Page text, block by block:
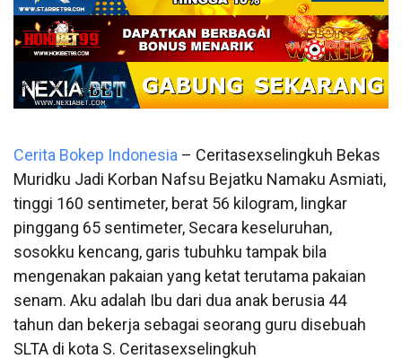
Cerita Bokep Indonesia – Ceritasexselingkuh Bekas
Muridku Jadi Korban Nafsu Bejatku Namaku Asmiati,
tinggi 160 sentimeter, berat 56 kilogram, lingkar
pinggang 65 sentimeter, Secara keseluruhan,
sosokku kencang, garis tubuhku tampak bila
mengenakan pakaian yang ketat terutama pakaian
senam. Aku adalah Ibu dari dua anak berusia 44
tahun dan bekerja sebagai seorang guru disebuah
SLTA di kota S. Ceritasexselingkuh